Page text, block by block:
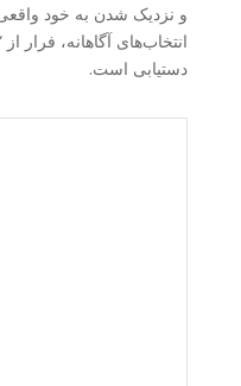
و نزدیک شدن به خود
انتخاب‌های آگاهانه، فرار
دستیابی است.